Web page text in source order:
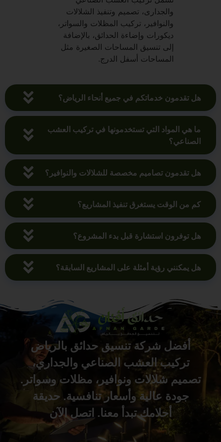
والجدارى، تصميم وتنفيذ الشلالات
والنوافير، تركيب المظلات والسواتر،
ديكورات وإضاءة الحدائق، بالإضافة
إلى تنسيق المساحات الصغيرة مثل
المساحات أسفل الدرج.
هل تقدمون خدماتكم في جميع أنحاء الرياض؟
ما هي المواد التي تستخدمونها في تركيب العشب
الصناعي؟
هل تقدمون تصاميم مخصصة للشلالات والنوافير؟
كم من الوقت يستغرق تنفيذ المشاريع؟
هل توفرون استشارة قبل بدء المشروع؟
هل يمكنني رؤية أمثلة على المشاريع السابقة؟
أفضل شركة تنسيق حدائق بالرياض
تركيب العشب الصناعي والجداري،
تصميم شلالات ونوافير، مظلات وسواتر.
جودة عالية وأسعار تنافسية. حديقة
أحلامك تبدأ معنا. اتصل الآن